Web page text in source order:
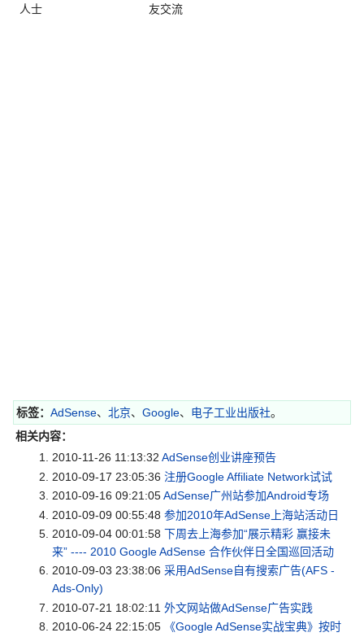
人士 友交流
标签： AdSense、 北京、 Google、 电子工业出版社。
相关内容：
2010-11-26 11:13:32 AdSense创业讲座预告
2010-09-17 23:05:36 注册Google Affiliate Network试试
2010-09-16 09:21:05AdSense广州站参加Android专场
2010-09-09 00:55:48 参加2010年AdSense上海站活动日
2010-09-04 00:01:58 下周去上海参加“展示精彩 赢接未
来” ---- 2010 Google AdSense 合作伙伴日全国巡回活动
2010-09-03 23:38:06 采用AdSense自有搜索广告(AFS -
Ads-Only)
2010-07-21 18:02:11 外文网站做AdSense广告实践
2010-06-24 22:15:05
《Google AdSense实战宝典》按时